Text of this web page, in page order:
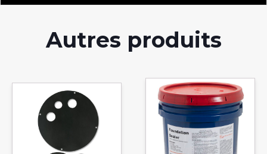
Autres produits